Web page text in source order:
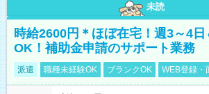
未読
時給2600円＊ほぼ在宅！週3～4
OK！補助金申請のサポート業務
派遣 職種未経験OK ブランクOK WEB登録・